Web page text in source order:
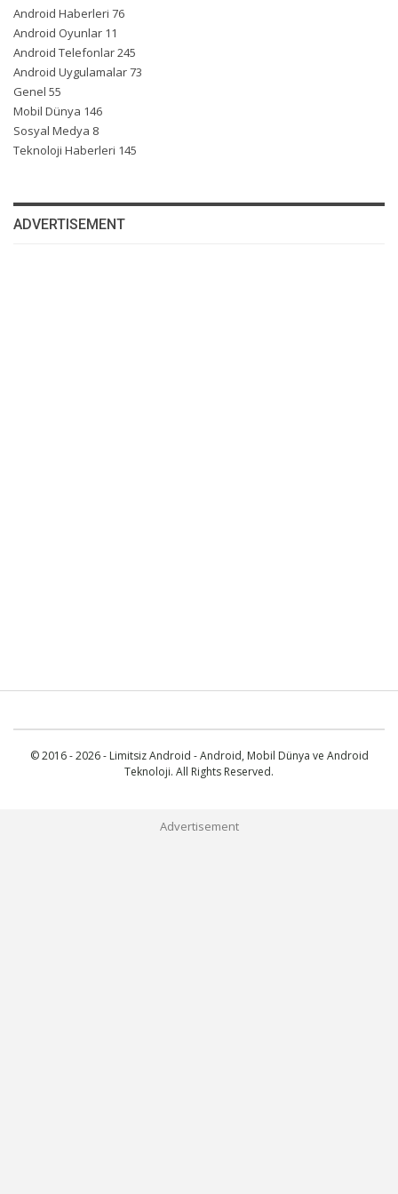
Android Haberleri 76
Android Oyunlar 11
Android Telefonlar245
Android Uygulamalar73
Genel 55
Mobil Dünya 146
Sosyal Medya 8
Teknoloji Haberleri 145
ADVERTISEMENT
© 2016 - 2026 - Limitsiz Android - Android, Mobil Dünya ve Android
Teknoloji. All Rights Reserved.
Advertisement